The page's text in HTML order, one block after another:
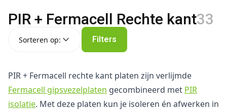
PIR + Fermacell Rechte kant33
Sorteren op: Filters
PIR + Fermacell rechte kant platen zijn verlijmde
Fermacell gipsvezelplaten gecombineerd met PIR
isolatie. Met deze platen kun je isoleren én afwerken in